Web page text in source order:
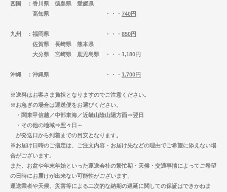
四国
：香川県 徳島県 愛媛県
高知県 ・・・ 740円
九州 ：福岡県 ・・・ 850円
佐賀県 長崎県 熊本県
大分県 宮崎県 鹿児島県 ・・・ 1,180円
沖縄 ：沖縄県 ・・・ 1,700円
※送料はお客さま負担となりますのでご注意ください。
※お急ぎの場合は運送便をお選びください。
・関東甲信越／中部東海／近畿山陰山陽方面⇒翌日
・その他の地域⇒翌々日～
が発送日から到着までの目安となります。
※お届け日時のご指定は、ご注文内容・お届け先などの理由でご希望に添えない場
合がございます。
また、お盆や年末年始といった運送会社の繁忙期・天候・交通事情によってご希望
の日時にお届けが出来ない可能性がございます。
運送業者や天候、災害等による二次的な納期の遅延に関しての保証はできかねま